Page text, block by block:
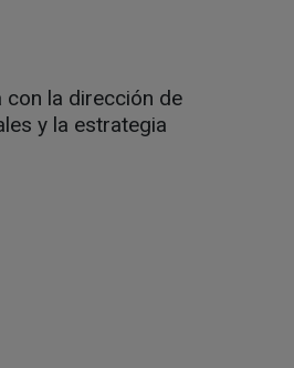
con la dirección de
y la estrategia